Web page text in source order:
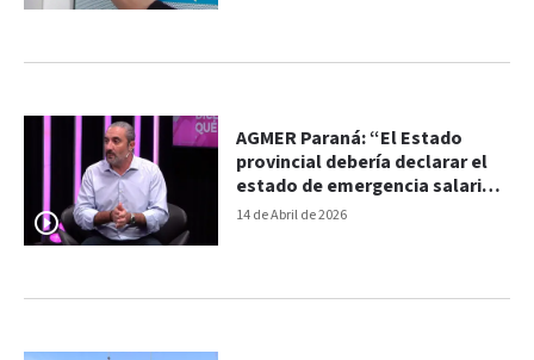
14 de Abril de 2026
AGMER Paraná: “El Estado
provincial debería declarar el
estado de emergencia salarial
de los trabajadores de